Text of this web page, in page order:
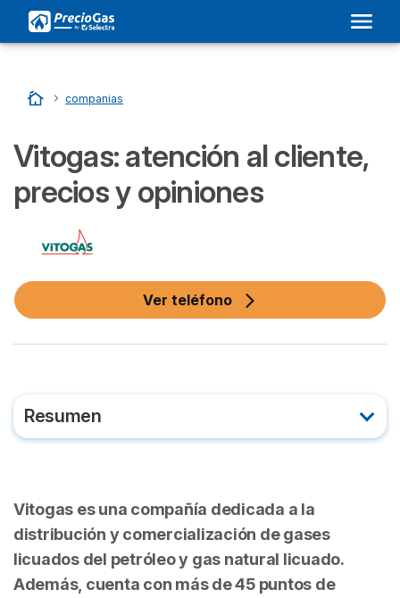
Inicio
…
companias
Vitogas: atención al cliente,
precios y opiniones
Ver teléfono
Resumen
Atención al cliente de Vitogas: Teléfono gratuito y
email
¿Qué opinan los clientes sobre Vitogas?
Vitogas es una compañía dedicada a la
distribución y comercialización de gases
licuados del petróleo y gas natural licuado.
Además, cuenta con más de 45 puntos de